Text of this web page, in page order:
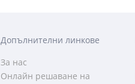
Допълнителни линкове
За нас
Онлайн решаване на